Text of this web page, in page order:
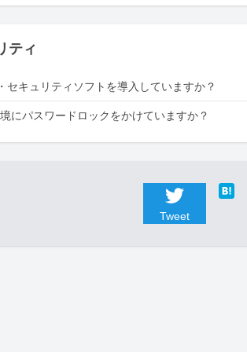
ティ
セキュリティソフトを導入していますか？
にパスワードロックをかけていますか？
Tweet